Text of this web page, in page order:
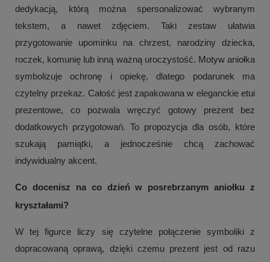
dedykacją, którą można spersonalizować wybranym
tekstem, a nawet zdjęciem. Taki zestaw ułatwia
przygotowanie upominku na chrzest, narodziny dziecka,
roczek, komunię lub inną ważną uroczystość. Motyw aniołka
symbolizuje ochronę i opiekę, dlatego podarunek ma
czytelny przekaz. Całość jest zapakowana w eleganckie etui
prezentowe, co pozwala wręczyć gotowy prezent bez
dodatkowych przygotowań. To propozycja dla osób, które
szukają pamiątki, a jednocześnie chcą zachować
indywidualny akcent.
Co docenisz na co dzień w posrebrzanym aniołku z
kryształami?
W tej figurce liczy się czytelne połączenie symboliki z
dopracowaną oprawą, dzięki czemu prezent jest od razu